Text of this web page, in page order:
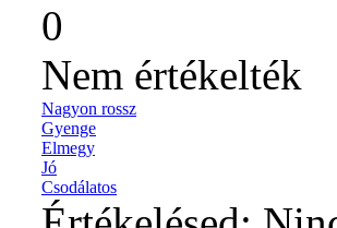
0
Nem értékelték
Nagyon rossz
Gyenge
Elmegy
Jó
Csodálatos